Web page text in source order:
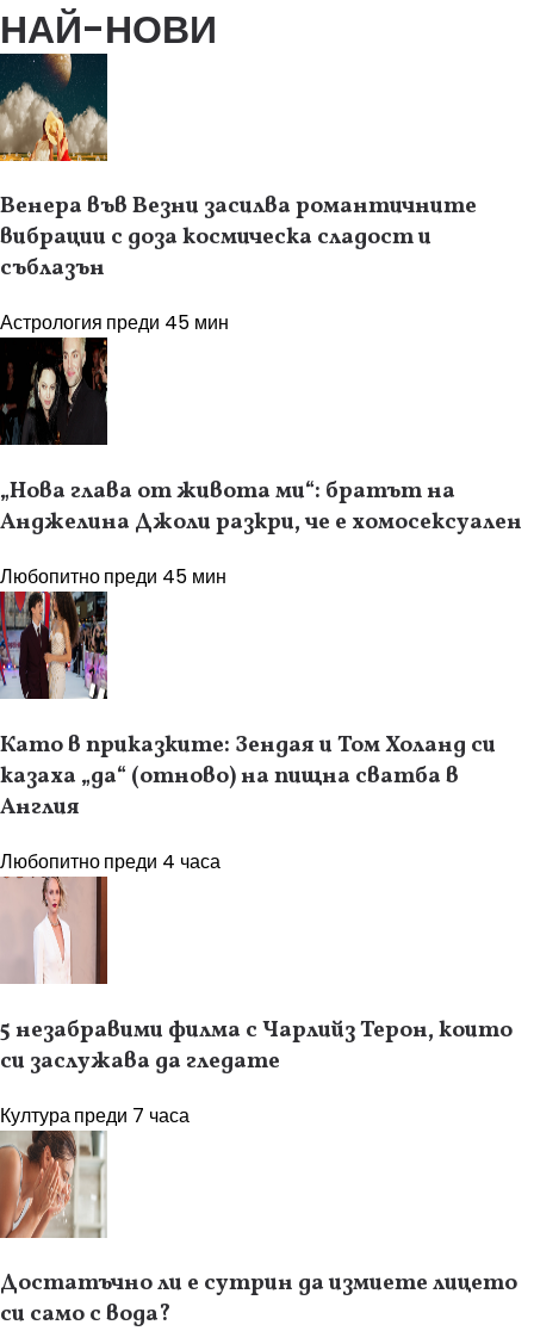
НАЙ-НОВИ
Венера във Везни засилва романтичните
вибрации с доза космическа сладост и
съблазън
Астрология преди 45 мин
„Нова глава от живота ми“: братът на
Анджелина Джоли разкри, че е хомосексуален
Любопитнопреди 45 мин
Като в приказките: Зендая и Том Холанд си
казаха „да“ (отново) на пищна сватба в
Англия
Любопитнопреди 4 часа
5 незабравими филма с Чарлийз Терон, които
си заслужава да гледате
Културапреди 7 часа
Достатъчно ли е сутрин да измиете лицето
си само с вода?